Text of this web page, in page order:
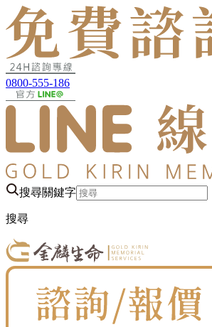
0800-555-186
搜尋關鍵字
搜尋